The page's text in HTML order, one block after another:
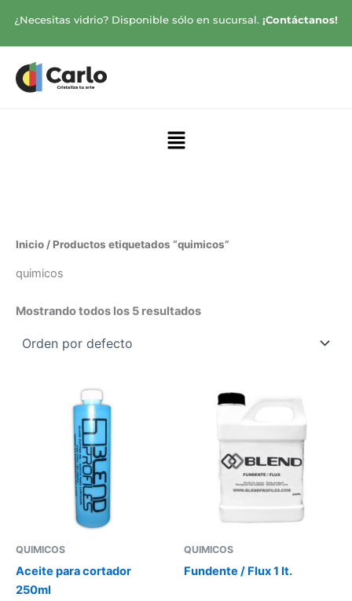
contenido
¿Necesitas vidrio? Disponible sólo en sucursal. ¡Contáctanos!
Menú
Inicio/ Productos etiquetados “quimicos”
quimicos
Mostrando todos los 5 resultados
QUIMICOS
Aceite para cortador
250ml
QUIMICOS
Fundente / Flux 1 lt.